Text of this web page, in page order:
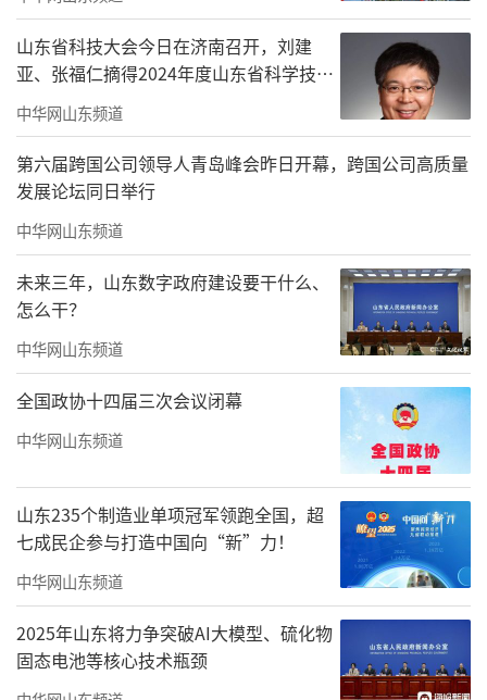
山东省科技大会今日在济南召开，刘建
亚、张福仁摘得2024年度山东省科学技术
奖最高奖！
中华网山东频道
第六届跨国公司领导人青岛峰会昨日开幕，跨国公司高质量
发展论坛同日举行
中华网山东频道
未来三年，山东数字政府建设要干什么、
怎么干？
中华网山东频道
全国政协十四届三次会议闭幕
中华网山东频道
山东235个制造业单项冠军领跑全国，超
七成民企参与打造中国向“新”力！
中华网山东频道
2025年山东将力争突破AI大模型、硫化物
固态电池等核心技术瓶颈